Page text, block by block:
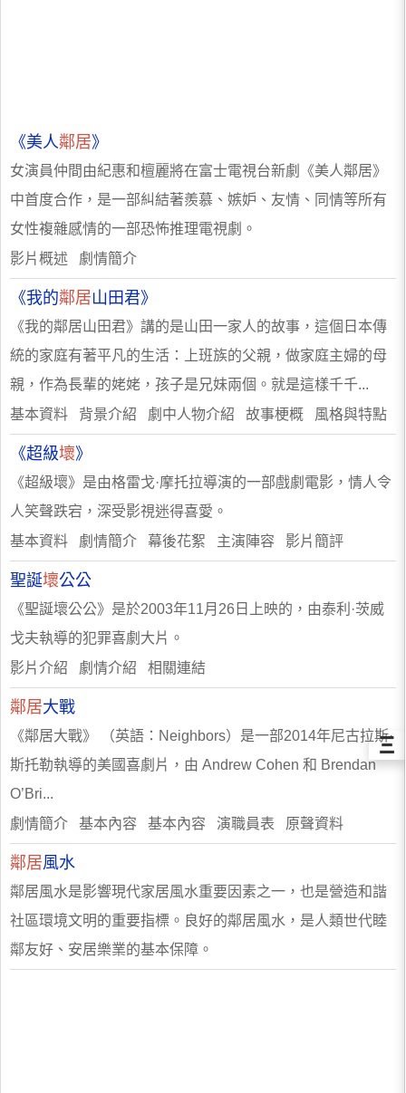
《美人鄰居》
女演員仲間由紀惠和檀麗將在富士電視台新劇《美人鄰居》
中首度合作，是一部糾結著羨慕、嫉妒、友情、同情等所有
女性複雜感情的一部恐怖推理電視劇。
影片概述 劇情簡介
《我的鄰居山田君》
《我的鄰居山田君》講的是山田一家人的故事，這個日本傳
統的家庭有著平凡的生活：上班族的父親，做家庭主婦的母
親，作為長輩的姥姥，孩子是兄妹兩個。就是這樣千千...
基本資料 背景介紹 劇中人物介紹 故事梗概 風格與特點
《超級壞》
《超級壞》是由格雷戈·摩托拉導演的一部戲劇電影，情人令
人笑聲跌宕，深受影視迷得喜愛。
基本資料 劇情簡介 幕後花絮 主演陣容 影片簡評
聖誕壞公公
《聖誕壞公公》是於2003年11月26日上映的，由泰利·茨威
戈夫執導的犯罪喜劇大片。
影片介紹 劇情介紹 相關連結
鄰居大戰
《鄰居大戰》 （英語：Neighbors）是一部2014年尼古拉斯·
斯托勒執導的美國喜劇片，由 Andrew Cohen 和 Brendan
O’Bri...
劇情簡介 基本內容 基本內容 演職員表 原聲資料
鄰居風水
鄰居風水是影響現代家居風水重要因素之一，也是營造和諧
社區環境文明的重要指標。良好的鄰居風水，是人類世代睦
鄰友好、安居樂業的基本保障。
Ξ